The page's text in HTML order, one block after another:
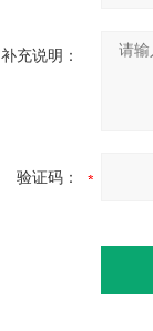
补充说明：
验证码：